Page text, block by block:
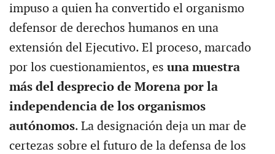
impuso a quien ha convertido el organismo
defensor de derechos humanos en una
extensión del Ejecutivo. El proceso, marcado
por los cuestionamientos, es una muestra
más del desprecio de Morena por la
independencia de los organismos
autónomos. La designación deja un mar de
certezas sobre el futuro de la defensa de los